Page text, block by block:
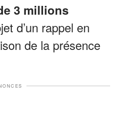
3 millions
d’un rappel en
de la présence